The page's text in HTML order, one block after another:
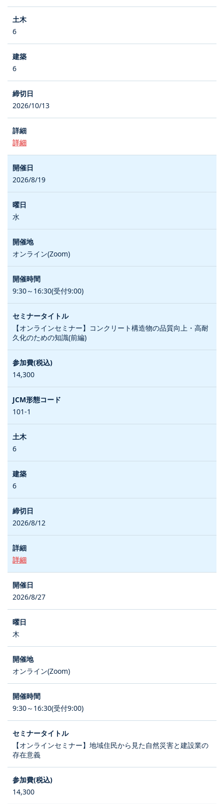
6
6
2026/10/13
詳細
2026/8/19
水
オンライン(Zoom)
9:30～16:30(受付9:00)
【オンラインセミナー】コンクリート構造物の品質向上・高耐
久化のための知識(前編)
14,300
101-1
6
6
2026/8/12
詳細
2026/8/27
木
オンライン(Zoom)
9:30～16:30(受付9:00)
【オンラインセミナー】地域住民から見た自然災害と建設業の
存在意義
14,300